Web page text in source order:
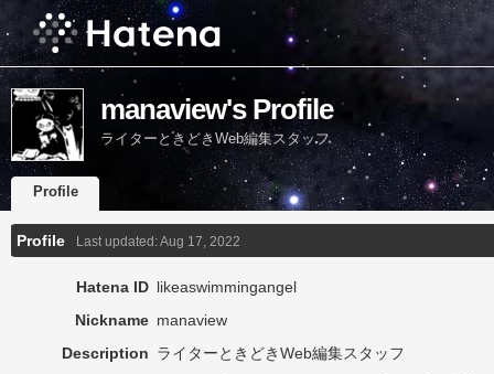
manaview's Profile
ライターときどきWeb編集スタッフ
Profile
Profile Last updated:Aug 17, 2022
Hatena ID likeaswimmingangel
Nickname manaview
Description ライターときどきWeb編集スタッフ